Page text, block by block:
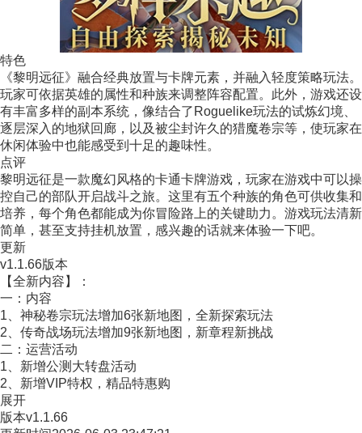
特色
《黎明远征》融合经典放置与卡牌元素，并融入轻度策略玩法。
玩家可依据英雄的属性和种族来调整阵容配置。此外，游戏还设
有丰富多样的副本系统，像结合了Roguelike玩法的试炼幻境、
逐层深入的地狱回廊，以及被尘封许久的猎魔卷宗等，使玩家在
休闲体验中也能感受到十足的趣味性。
点评
黎明远征是一款魔幻风格的卡通卡牌游戏，玩家在游戏中可以操
控自己的部队开启战斗之旅。这里有五个种族的角色可供收集和
培养，每个角色都能成为你冒险路上的关键助力。游戏玩法清新
简单，甚至支持挂机放置，感兴趣的话就来体验一下吧。
更新
v1.1.66版本
【全新内容】：
一：内容
1、神秘卷宗玩法增加6张新地图，全新探索玩法
2、传奇战场玩法增加9张新地图，新章程新挑战
二：运营活动
1、新增公测大转盘活动
2、新增VIP特权，精品特惠购
展开
版本v1.1.66